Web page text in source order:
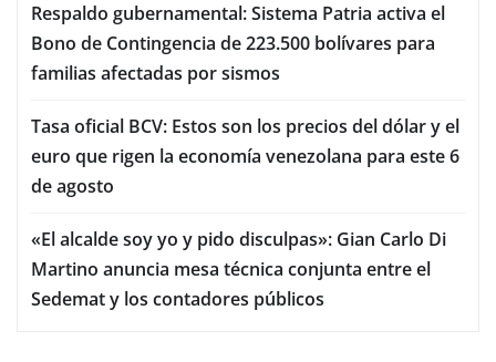
Respaldo gubernamental: Sistema Patria activa el
Bono de Contingencia de 223.500 bolívares para
familias afectadas por sismos
Tasa oficial BCV: Estos son los precios del dólar y el
euro que rigen la economía venezolana para este 6
de agosto
«El alcalde soy yo y pido disculpas»: Gian Carlo Di
Martino anuncia mesa técnica conjunta entre el
Sedemat y los contadores públicos